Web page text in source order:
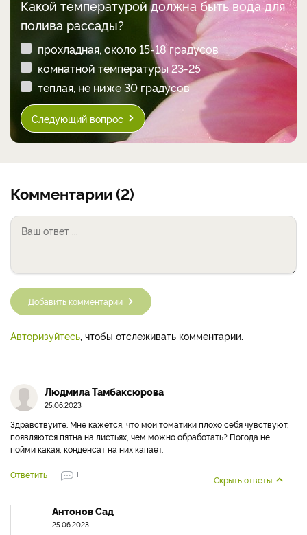
Какой температурой должна быть вода для
полива рассады?
прохладная, около 15-18 градусов
комнатной температуры 23-25
теплая, не ниже 30 градусов
Следующий вопрос
Комментарии (2)
Добавить комментарий
Авторизуйтесь , чтобы отслеживать комментарии.
Людмила Тамбаксюрова
25.06.2023
Здравствуйте. Мне кажется, что мои томатики плохо себя чувствуют,
появляются пятна на листьях, чем можно обработать? Погода не
пойми какая, конденсат на них капает.
Ответить 1 Скрыть ответы
Антонов Сад
25.06.2023